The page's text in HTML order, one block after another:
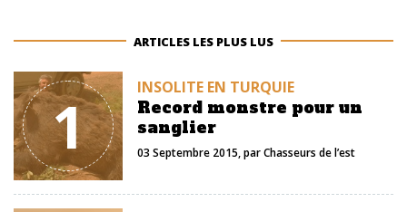
ARTICLES LES PLUS LUS
1 INSOLITE EN TURQUIE
Record monstre pour un
sanglier
03 Septembre 2015, parChasseurs de l’est